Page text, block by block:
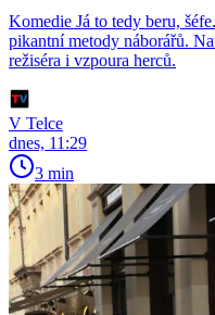
Komedie Já to tedy beru,
pikantní metody náborářů.
režiséra i vzpoura herců.
V Telce
dnes, 11:29
3 min